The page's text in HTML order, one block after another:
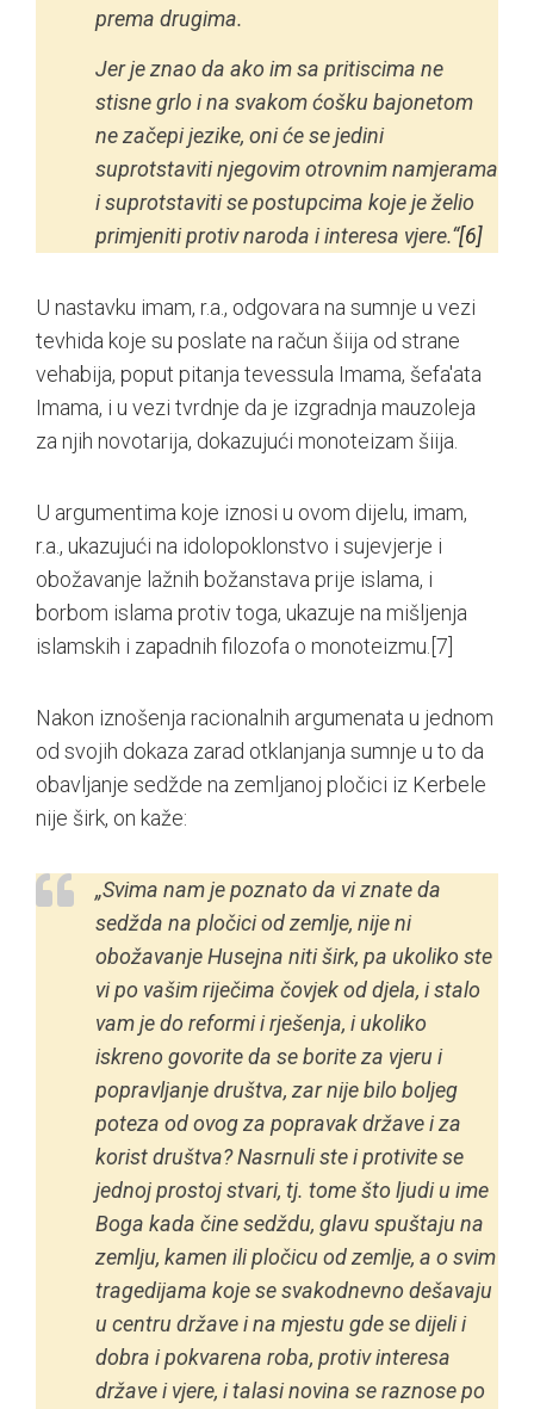
prema drugima.
Jer je znao da ako im sa pritiscima ne
stisne grlo i na svakom ćošku bajonetom
ne začepi jezike, oni će se jedini
suprotstaviti njegovim otrovnim namjerama
i suprotstaviti se postupcima koje je želio
primjeniti protiv naroda i interesa vjere.“[6]
U nastavku imam, r.a., odgovara na sumnje u vezi
tevhida koje su poslate na račun šiija od strane
vehabija, poput pitanja tevessula Imama, šefa'ata
Imama, i u vezi tvrdnje da je izgradnja mauzoleja
za njih novotarija, dokazujući monoteizam šiija.
U argumentima koje iznosi u ovom dijelu, imam,
r.a., ukazujući na idolopoklonstvo i sujevjerje i
obožavanje lažnih božanstava prije islama, i
borbom islama protiv toga, ukazuje na mišljenja
islamskih i zapadnih filozofa o monoteizmu. [7]
Nakon iznošenja racionalnih argumenata u jednom
od svojih dokaza zarad otklanjanja sumnje u to da
obavljanje sedžde na zemljanoj pločici iz Kerbele
nije širk, on kaže:
„Svima nam je poznato da vi znate da
sedžda na pločici od zemlje, nije ni
obožavanje Husejna niti širk, pa ukoliko ste
vi po vašim riječima čovjek od djela, i stalo
vam je do reformi i rješenja, i ukoliko
iskreno govorite da se borite za vjeru i
popravljanje društva, zar nije bilo boljeg
poteza od ovog za popravak države i za
korist društva? Nasrnuli ste i protivite se
jednoj prostoj stvari, tj. tome što ljudi u ime
Boga kada čine sedždu, glavu spuštaju na
zemlju, kamen ili pločicu od zemlje, a o svim
tragedijama koje se svakodnevno dešavaju
u centru države i na mjestu gde se dijeli i
dobra i pokvarena roba, protiv interesa
države i vjere, i talasi novina se raznose po